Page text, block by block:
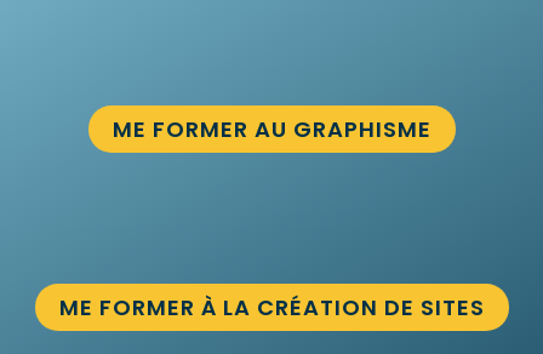
ME FORMER AU GRAPHISME
ME FORMER À LA CRÉATION DE SITES